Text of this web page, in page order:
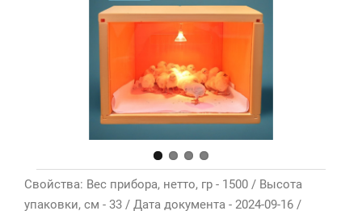
Сравнение
Свойства: Вес прибора, нетто, гр - 1500 / Высота
упаковки, см - 33 / Дата документа - 2024-09-16 /